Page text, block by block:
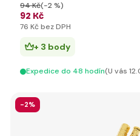
92 Kč
94 Kč(-2 %)
76 Kč bez DPH
+ 3 body
Expedice do 48 hodín(U vás
-2%